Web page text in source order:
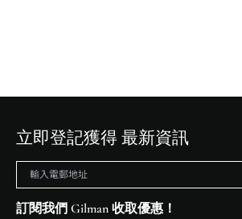
立即登記獲得 最新資訊
訂閱我們 Gilman 收取優惠！